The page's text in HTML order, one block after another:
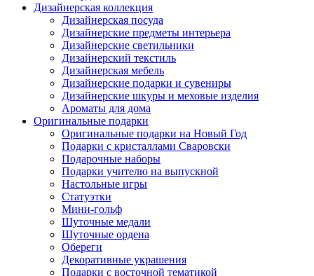
Дизайнерская коллекция
Дизайнерская посуда
Дизайнерские предметы интерьера
Дизайнерские светильники
Дизайнерский текстиль
Дизайнерская мебель
Дизайнерские подарки и сувениры
Дизайнерские шкуры и меховые изделия
Ароматы для дома
Оригинальные подарки
Оригинальные подарки на Новый Год
Подарки с кристаллами Сваровски
Подарочные наборы
Подарки учителю на выпускной
Настольные игры
Статуэтки
Мини-гольф
Шуточные медали
Шуточные ордена
Обереги
Декоративные украшения
Подарки с восточной тематикой